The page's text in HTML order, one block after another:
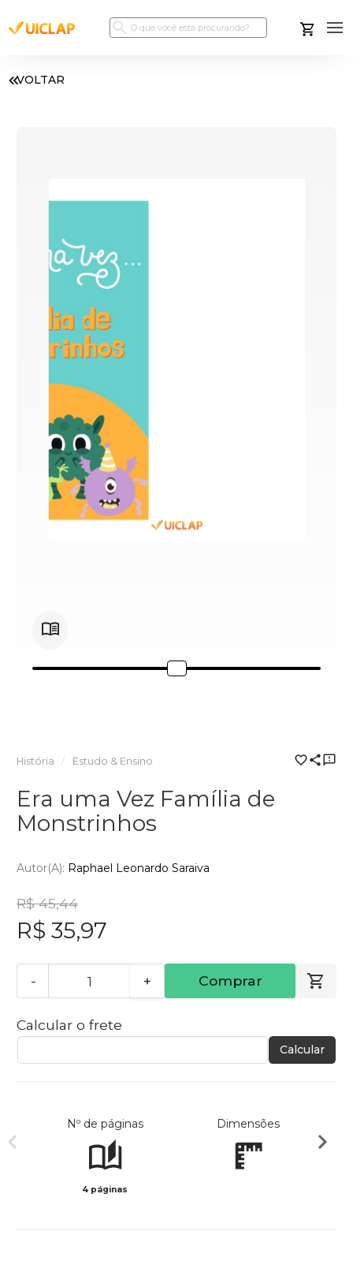
VOLTAR
História Estudo & Ensino
Era uma Vez Família de
Monstrinhos
Autor(a): Raphael Leonardo Saraiva
R$ 45,44
R$ 35,97
- + Comprar
Calcular o frete
Calcular
Nº de páginas
4 páginas
Dimensões